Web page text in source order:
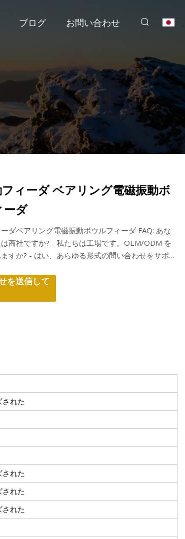
ブログ お問い合わせ
フィーダ ベアリング電磁振動ボ
ーダ
ダベアリング電磁振動ボウルフィーダ FAQ: あな
商社ですか? - 私たちは工場です。OEM/ODM を
すか? - はい、あらゆる形式の問い合わせをサポー
を送信して
された
された
された
された